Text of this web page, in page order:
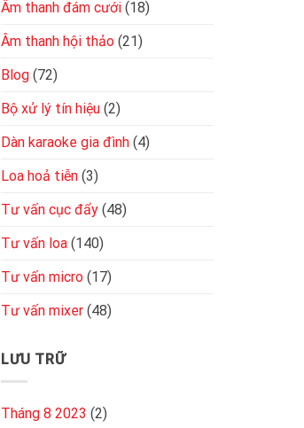
Âm thanh đám cưới (18)
Âm thanh hội thảo (21)
Blog (72)
Bộ xử lý tín hiệu (2)
Dàn karaoke gia đình (4)
Loa hoả tiễn (3)
Tư vấn cục đẩy (48)
Tư vấn loa (140)
Tư vấn micro (17)
Tư vấn mixer (48)
LƯU TRỮ
Tháng 8 2023 (2)